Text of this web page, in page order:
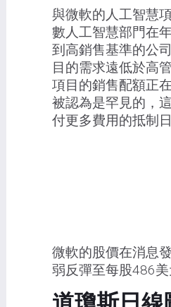
與微軟的人工智慧
數人工智慧部門在
到高銷售基準的公
目的需求遠低於高
項目的銷售配額正
被認為是罕見的，
付更多費用的抵制日
微軟的股價在消息
弱反彈至每股486美